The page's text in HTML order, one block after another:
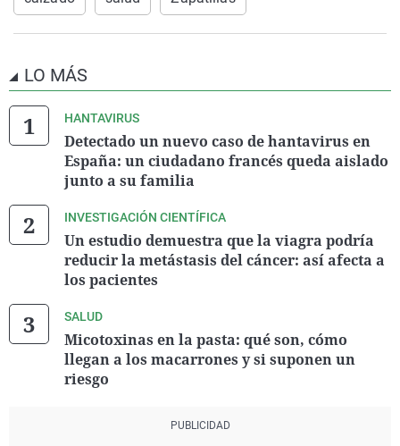
LO MÁS
HANTAVIRUS
Detectado un nuevo caso de hantavirus en
España: un ciudadano francés queda aislado
junto a su familia
INVESTIGACIÓN CIENTÍFICA
Un estudio demuestra que la viagra podría
reducir la metástasis del cáncer: así afecta a
los pacientes
SALUD
Micotoxinas en la pasta: qué son, cómo
llegan a los macarrones y si suponen un
riesgo